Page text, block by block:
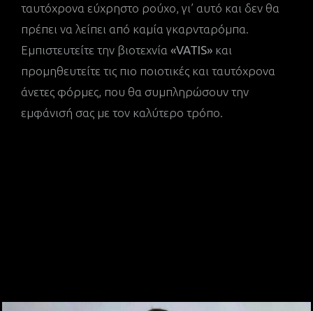
ταυτόχρονα εύχρηστο ρούχο, γι’ αυτό και δεν θα
πρέπει να λείπει από καμία γκαρνταρόμπα.
Εμπιστευτείτε την βιοτεχνία «VATIS» και
προμηθευτείτε τις πιο ποιοτικές και ταυτόχρονα
άνετες φόρμες, που θα συμπληρώσουν την
εμφάνισή σας με τον καλύτερο τρόπο.